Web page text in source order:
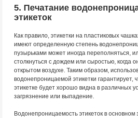
5. Печатание
этикеток
Как правило, этикетки на пластиковых
имеют определенную степень
пузырьками может иногда переполняться,
столкнуться с дождем или сыростью, когда
открытом воздухе. Таким образом,
водонепроницаемой этикетки гарантирует,
этикетке будет хорошо видна в различных
загрязнение или выпадение.
Водонепроницаемость этикеток в основном